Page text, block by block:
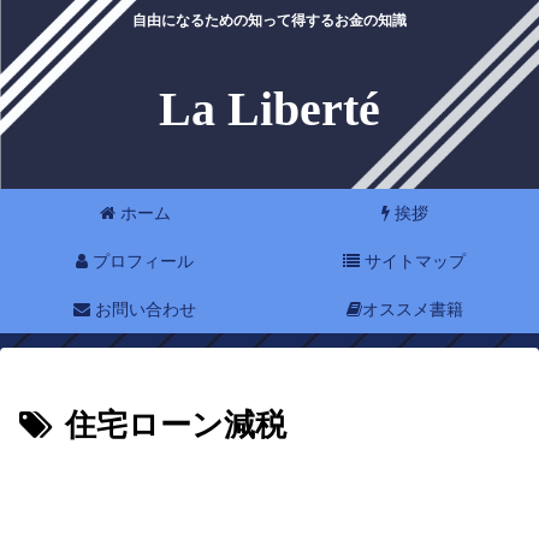
自由になるための知って得するお金の知識
La Liberté
ホーム 挨拶
プロフィール サイトマップ
お問い合わせ オススメ書籍
住宅ローン減税